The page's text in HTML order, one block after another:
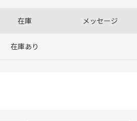
在庫 メッセージ
在庫あり